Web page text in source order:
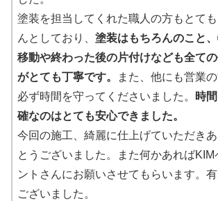
塗装を担当してくれた職人の方もとて
んとしており、 塗装はもちろんのこと
移動や終わった後の片付けなども全て
がとても丁寧です。
また、他にも営業
必ず時間を守ってくださいました。
時
確なのはとても安心できました。
今回の施工、綺麗に仕上げていただき
とうございました。また何かあればKIM
ントさんにお願いさせてもらいます。有
ございました。